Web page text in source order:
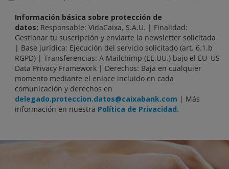
Información básica sobre protección de
datos: Responsable: VidaCaixa, S.A.U. | Finalidad:
Gestionar tu suscripción y enviarte la newsletter solicitada
| Base jurídica: Ejecución del servicio solicitado (art. 6.1.b
RGPD) | Transferencias: A Mailchimp (EE.UU.) bajo el EU–US
Data Privacy Framework | Derechos: Baja en cualquier
momento mediante el enlace incluido en cada
comunicación y derechos en
delegado.proteccion.datos@caixabank.com | Más
información en nuestra Política de Privacidad.